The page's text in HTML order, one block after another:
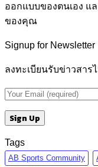
ออกแบบของตนเอง แ
ของคุณ
Signup for Newsletter
ลงทะเบียนรับข่าวสาร
Tags
AB Sports Community